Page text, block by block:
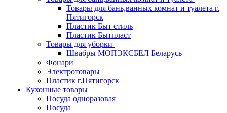
Товары для бань,ванных комнат и туалета г.
Пятигорск
Пластик Быт стиль
Пластик Бытпласт
Товары для уборки
Швабры МОПЭКСБЕЛ Беларусь
Фонари
Электротовары
Пластик г.Пятигорск
Кухонные товары
Посуда одноразовая
Посуда